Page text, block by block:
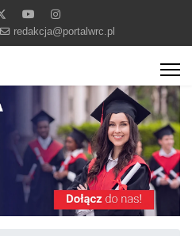
redakcja@portalwrc.pl